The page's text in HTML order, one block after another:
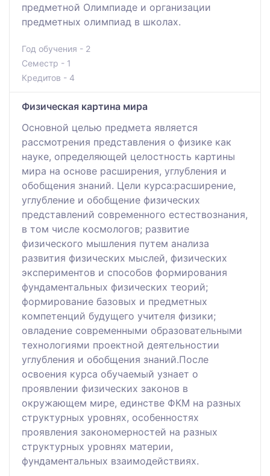
предметной Олимпиаде и организации
предметных олимпиад в школах.
Год обучения - 2
Семестр - 1
Кредитов - 4
Физическая картина мира
Основной целью предмета является
рассмотрения представления о физике как
науке, определяющей целостность картины
мира на основе расширения, углубления и
обобщения знаний. Цели курса:расширение,
углубление и обобщение физических
представлений современного естествознания,
в том числе космологов; развитие
физического мышления путем анализа
развития физических мыслей, физических
экспериментов и способов формирования
фундаментальных физических теорий;
формирование базовых и предметных
компетенций будущего учителя физики;
овладение современными образовательными
технологиями проектной деятельностии
углубления и обобщения знаний.После
освоения курса обучаемый узнает о
проявлении физических законов в
окружающем мире, единстве ФКМ на разных
структурных уровнях, особенностях
проявления закономерностей на разных
структурных уровнях материи,
фундаментальных взаимодействиях.